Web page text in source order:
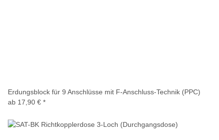
Erdungsblock für 9 Anschlüsse mit F-Anschluss-Technik (PPC)
ab 17,90 € *